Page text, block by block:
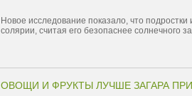
Новое исследование показало, что
солярии, считая его безопаснее солнечного
ОВОЩИ И ФРУКТЫ ЛУЧШЕ ЗАГАРА